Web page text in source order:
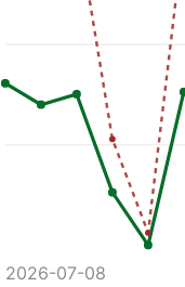
2026-07-08